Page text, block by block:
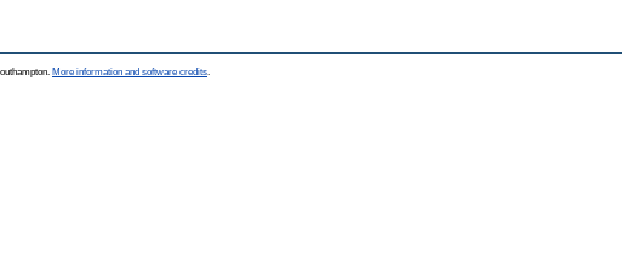
More information and software credits